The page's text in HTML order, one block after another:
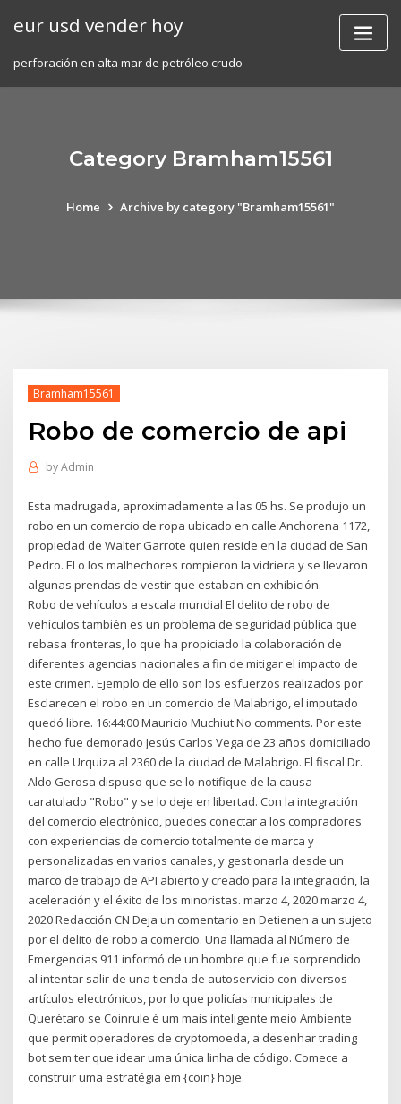
eur usd vender hoy
perforación en alta mar de petróleo crudo
Category Bramham15561
Home Archive by category "Bramham15561"
Bramham15561
Robo de comercio de api
byAdmin
Esta madrugada, aproximadamente a las 05 hs. Se produjo un
robo en un comercio de ropa ubicado en calle Anchorena 1172,
propiedad de Walter Garrote quien reside en la ciudad de San
Pedro. El o los malhechores rompieron la vidriera y se llevaron
algunas prendas de vestir que estaban en exhibición.
Robo de vehículos a escala mundial El delito de robo de
vehículos también es un problema de seguridad pública que
rebasa fronteras, lo que ha propiciado la colaboración de
diferentes agencias nacionales a fin de mitigar el impacto de
este crimen. Ejemplo de ello son los esfuerzos realizados por
Esclarecen el robo en un comercio de Malabrigo, el imputado
quedó libre. 16:44:00 Mauricio Muchiut No comments. Por este
hecho fue demorado Jesús Carlos Vega de 23 años domiciliado
en calle Urquiza al 2360 de la ciudad de Malabrigo. El fiscal Dr.
Aldo Gerosa dispuso que se lo notifique de la causa
caratulado "Robo" y se lo deje en libertad. Con la integración
del comercio electrónico, puedes conectar a los compradores
con experiencias de comercio totalmente de marca y
personalizadas en varios canales, y gestionarla desde un
marco de trabajo de API abierto y creado para la integración, la
aceleración y el éxito de los minoristas. marzo 4, 2020 marzo 4,
2020 Redacción CN Deja un comentario en Detienen a un sujeto
por el delito de robo a comercio. Una llamada al Número de
Emergencias 911 informó de un hombre que fue sorprendido
al intentar salir de una tienda de autoservicio con diversos
artículos electrónicos, por lo que policías municipales de
Querétaro se Coinrule é um mais inteligente meio Ambiente
que permit operadores de cryptomoeda, a desenhar trading
bot sem ter que idear uma única linha de código. Comece a
construir uma estratégia em {coin} hoje.